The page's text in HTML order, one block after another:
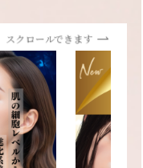
スクロールできます